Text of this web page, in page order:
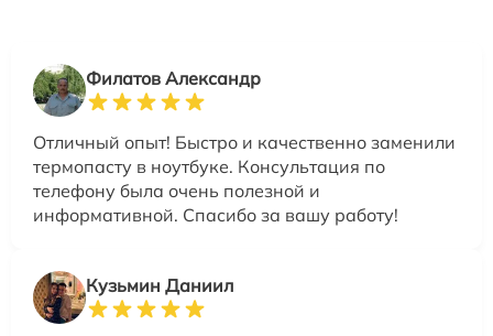
Филатов Александр
Отличный опыт! Быстро и качественно заменили
термопасту в ноутбуке. Консультация по
телефону была очень полезной и
информативной. Спасибо за вашу работу!
Кузьмин Даниил